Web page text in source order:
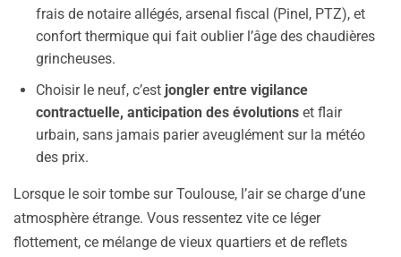
frais de notaire allégés, arsenal fiscal (Pinel, PTZ), et
confort thermique qui fait oublier l’âge des chaudières
grincheuses.
Choisir le neuf, c’est jongler entre vigilance
contractuelle, anticipation des évolutions et flair
urbain, sans jamais parier aveuglément sur la météo
des prix.
Lorsque le soir tombe sur Toulouse, l’air se charge d’une
atmosphère étrange. Vous ressentez vite ce léger
flottement, ce mélange de vieux quartiers et de reflets